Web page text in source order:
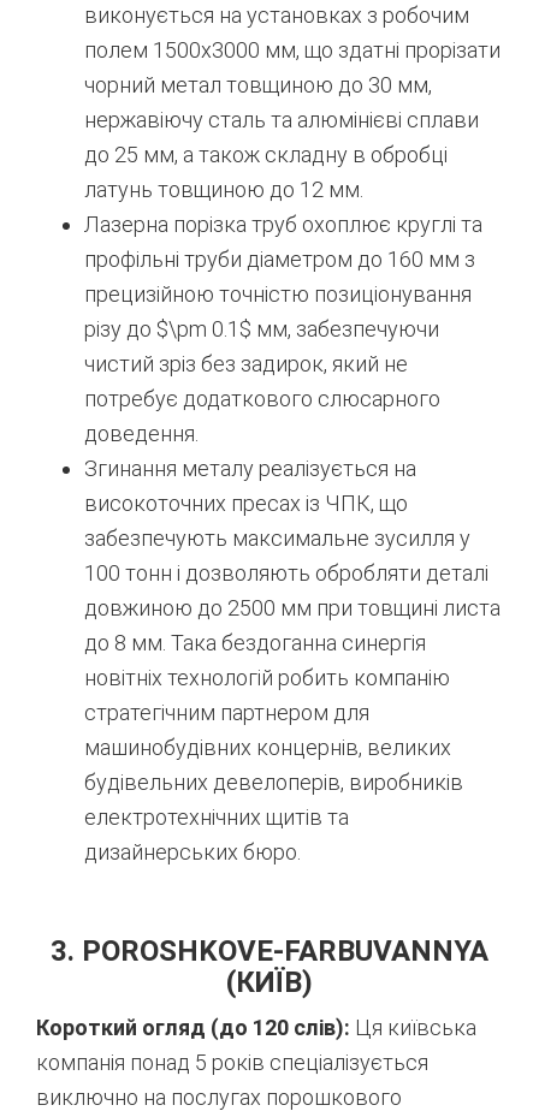
виконується на установках з робочим
полем 1500х3000 мм, що здатні прорізати
чорний метал товщиною до 30 мм,
нержавіючу сталь та алюмінієві сплави
до 25 мм, а також складну в обробці
латунь товщиною до 12 мм.
Лазерна порізка труб охоплює круглі та
профільні труби діаметром до 160 мм з
прецизійною точністю позиціонування
різу до $\pm 0.1$ мм, забезпечуючи
чистий зріз без задирок, який не
потребує додаткового слюсарного
доведення.
Згинання металу реалізується на
високоточних пресах із ЧПК, що
забезпечують максимальне зусилля у
100 тонн і дозволяють обробляти деталі
довжиною до 2500 мм при товщині листа
до 8 мм. Така бездоганна синергія
новітніх технологій робить компанію
стратегічним партнером для
машинобудівних концернів, великих
будівельних девелоперів, виробників
електротехнічних щитів та
дизайнерських бюро.
3. POROSHKOVE-FARBUVANNYA
(КИЇВ)
Короткий огляд (до 120 слів): Ця київська
компанія понад 5 років спеціалізується
виключно на послугах порошкового